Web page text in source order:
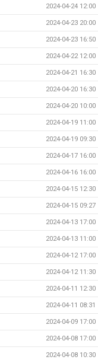
2024-04-24 12:00
2024-04-23 20:00
2024-04-23 16:50
2024-04-22 12:00
2024-04-21 16:30
2024-04-20 16:30
2024-04-20 10:00
2024-04-19 11:00
2024-04-19 09:30
2024-04-17 16:00
2024-04-16 16:00
2024-04-15 12:30
2024-04-15 09:27
2024-04-13 17:00
2024-04-13 11:00
2024-04-12 17:00
2024-04-12 11:30
2024-04-11 12:30
2024-04-11 08:31
2024-04-09 17:00
2024-04-08 17:00
2024-04-08 10:30